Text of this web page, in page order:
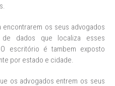
encontrarem os seus advogados
de dados que localiza esses
escritório é tambem exposto
por estado e cidade.
os advogados entrem os seus